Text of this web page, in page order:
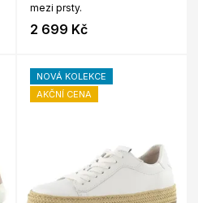
mezi prsty.
2 699 Kč
NOVÁ KOLEKCE
AKČNÍ CENA